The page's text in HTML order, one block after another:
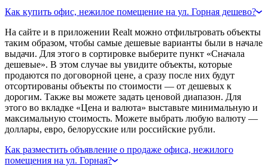
Как купить офис, нежилое помещение на ул. Горная дешево?
На сайте и в приложении Realt можно отфильтровать объекты
таким образом, чтобы самые дешевые варианты были в начале
выдачи. Для этого в сортировке выберите пункт «Сначала
дешевые». В этом случае вы увидите объекты, которые
продаются по договорной цене, а сразу после них будут
отсортированы объекты по стоимости — от дешевых к
дорогим. Также вы можете задать ценовой диапазон. Для
этого во вкладке «Цена и валюта» выставьте минимальную и
максимальную стоимость. Можете выбрать любую валюту —
доллары, евро, белорусские или российские рубли.
Как разместить объявление о продаже офиса, нежилого
помещения на ул. Горная?